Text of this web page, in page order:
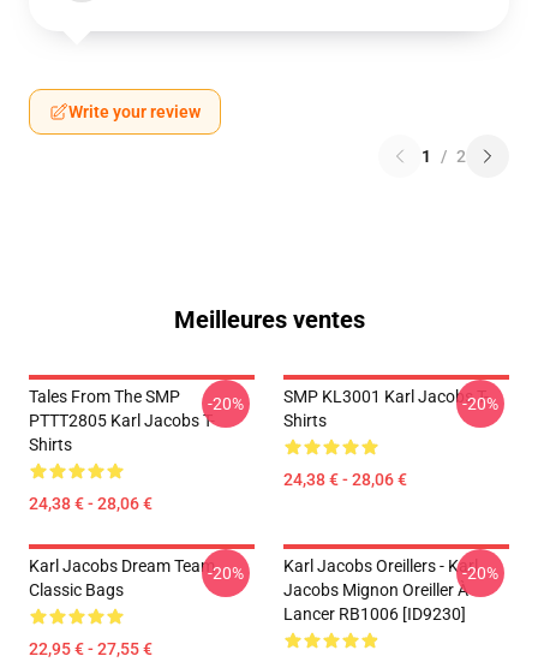
Write your review
1 / 2
Meilleures ventes
Tales From The SMP
PTTT2805 Karl Jacobs T-
Shirts
24,38 € - 28,06 €
-20%
SMP KL3001 Karl Jacobs T-
Shirts
24,38 € - 28,06 €
-20%
Karl Jacobs Dream Team
Classic Bags
22,95 € - 27,55 €
-20%
Karl Jacobs Oreillers - Karl
Jacobs Mignon Oreiller À
Lancer RB1006 [ID9230]
-20%